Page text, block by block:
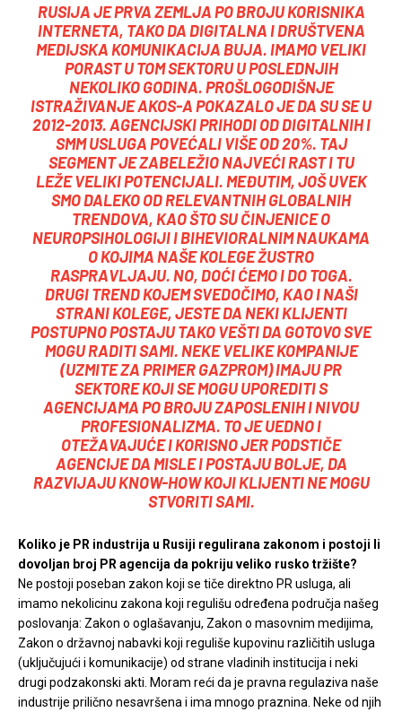
RUSIJA JE PRVA ZEMLJA PO BROJU KORISNIKA
INTERNETA, TAKO DA DIGITALNA I DRUŠTVENA
MEDIJSKA KOMUNIKACIJA BUJA. IMAMO VELIKI
PORAST U TOM SEKTORU U POSLEDNJIH
NEKOLIKO GODINA. PROŠLOGODIŠNJE
ISTRAŽIVANJE AKOS-A POKAZALO JE DA SU SE U
2012-2013. AGENCIJSKI PRIHODI OD DIGITALNIH I
SMM USLUGA POVEĆALI VIŠE OD 20%. TAJ
SEGMENT JE ZABELEŽIO NAJVEĆI RAST I TU
LEŽE VELIKI POTENCIJALI. MEĐUTIM, JOŠ UVEK
SMO DALEKO OD RELEVANTNIH GLOBALNIH
TRENDOVA, KAO ŠTO SU ČINJENICE O
NEUROPSIHOLOGIJI I BIHEVIORALNIM NAUKAMA
O KOJIMA NAŠE KOLEGE ŽUSTRO
RASPRAVLJAJU. NO, DOĆI ĆEMO I DO TOGA.
DRUGI TREND KOJEM SVEDOČIMO, KAO I NAŠI
STRANI KOLEGE, JESTE DA NEKI KLIJENTI
POSTUPNO POSTAJU TAKO VEŠTI DA GOTOVO SVE
MOGU RADITI SAMI. NEKE VELIKE KOMPANIJE
(UZMITE ZA PRIMER GAZPROM) IMAJU PR
SEKTORE KOJI SE MOGU UPOREDITI S
AGENCIJAMA PO BROJU ZAPOSLENIH I NIVOU
PROFESIONALIZMA. TO JE UEDNO I
OTEŽAVAJUĆE I KORISNO JER PODSTIČE
AGENCIJE DA MISLE I POSTAJU BOLJE, DA
RAZVIJAJU KNOW-HOW KOJI KLIJENTI NE MOGU
STVORITI SAMI.
Koliko je PR industrija u Rusiji regulirana zakonom i postoji li
dovoljan broj PR agencija da pokriju veliko rusko tržište?
Ne postoji poseban zakon koji se tiče direktno PR usluga, ali
imamo nekolicinu zakona koji regulišu određena područja našeg
poslovanja: Zakon o oglašavanju, Zakon o masovnim medijima,
Zakon o državnoj nabavki koji reguliše kupovinu različitih usluga
(uključujući i komunikacije) od strane vladinih institucija i neki
drugi podzakonski akti. Moram reći da je pravna regulaziva naše
industrije prilično nesavršena i ima mnogo praznina. Neke od njih